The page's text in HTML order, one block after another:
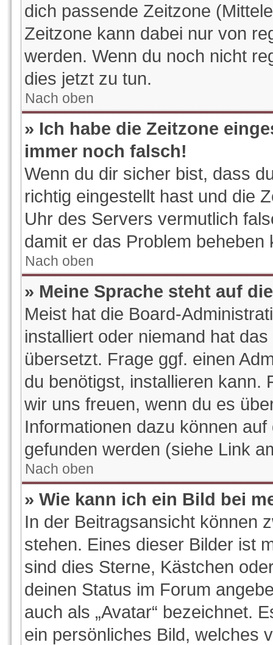
dich passende Zeitzone
Zeitzone kann dabei nur von
werden. Wenn du noch nicht
dies jetzt zu tun.
Nach oben
» Ich habe die Zeitzone
immer noch falsch!
Wenn du dir sicher bist, dass
richtig eingestellt hast und die
Uhr des Servers vermutlich
damit er das Problem beheben
Nach oben
» Meine Sprache steht auf
Meist hat die Board-
installiert oder niemand hat
übersetzt. Frage ggf. einen
du benötigst, installieren kann.
wir uns freuen, wenn du es
Informationen dazu können
gefunden werden (siehe Link
Nach oben
» Wie kann ich ein Bild bei
In der Beitragsansicht können
stehen. Eines dieser Bilder ist
sind dies Sterne, Kästchen
deinen Status im Forum
auch als „Avatar“ bezeichnet.
ein persönliches Bild, welches